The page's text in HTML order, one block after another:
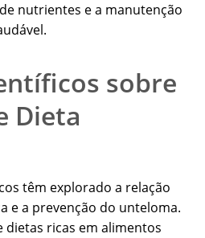
nutrientes e a manutenção
sobre
Dieta
têm explorado a relação
e a prevenção do unteloma.
dietas ricas em alimentos